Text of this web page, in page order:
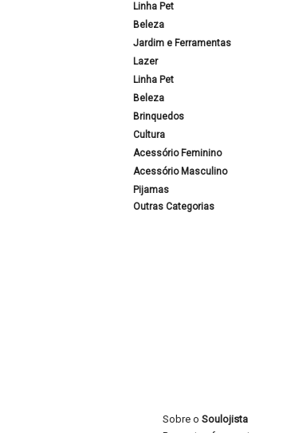
Linha Pet
Beleza
Jardim e Ferramentas
Lazer
Linha Pet
Beleza
Brinquedos
Cultura
Acessório Feminino
Acessório Masculino
Pijamas
Outras Categorias
Sobre o Soulojista